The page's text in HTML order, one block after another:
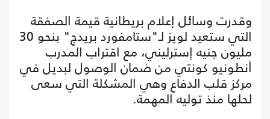
وقدرت وسائل إعلام بريطانية قيمة الصفقة
التي ستعيد لويز لـ"ستامفورد بريدج" بنحو 30
مليون جنيه إسترليني، مع اقتراب المدرب
أنطونيو كونتي من ضمان الوصول لبديل في
مركز قلب الدفاع وهي المشكلة التي سعى
لحلها منذ توليه المهمة.